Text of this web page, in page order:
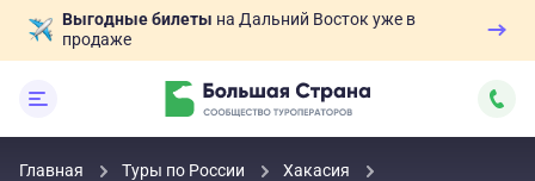
Выгодные билеты на Дальний Восток уже в
продаже
Главная Туры по России
Хакасия